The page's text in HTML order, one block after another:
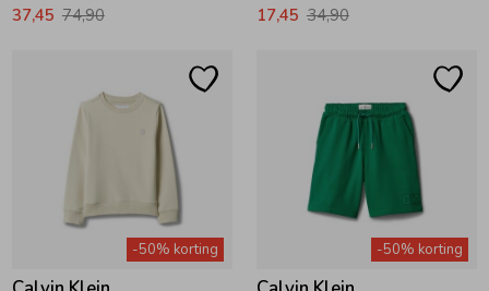
37,45 74,90 17,45 34,90
-50% korting -50% korting